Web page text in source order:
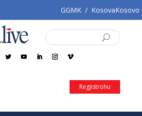
GGMK / KosovaKosovo
Regjistrohu